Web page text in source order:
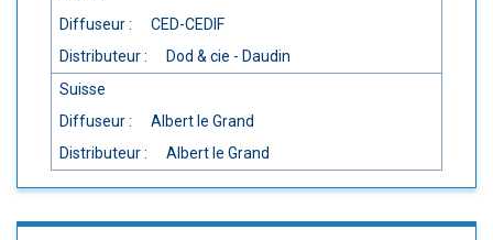
Diffuseur :
CED-CEDIF
Distributeur :
Dod & cie - Daudin
Suisse
Diffuseur :
Albert le Grand
Distributeur :
Albert le Grand